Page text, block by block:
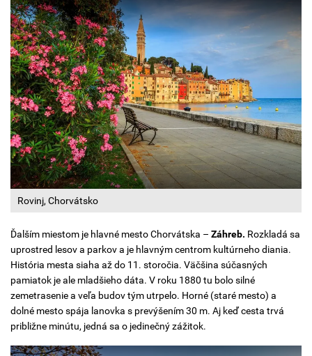
Rovinj, Chorvátsko
Ďalším miestom je hlavné mesto Chorvátska – Záhreb. Rozkladá sa
uprostred lesov a parkov a je hlavným centrom kultúrneho diania.
História mesta siaha až do 11. storočia. Väčšina súčasných
pamiatok je ale mladšieho dáta. V roku 1880 tu bolo silné
zemetrasenie a veľa budov tým utrpelo. Horné (staré mesto) a
dolné mesto spája lanovka s prevýšením 30 m. Aj keď cesta trvá
približne minútu, jedná sa o jedinečný zážitok.